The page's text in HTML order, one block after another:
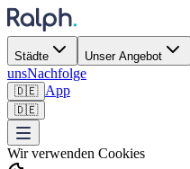
Städte Unser Angebot
unsNachfolge
🇩🇪 App
🇩🇪
Wir verwenden Cookies